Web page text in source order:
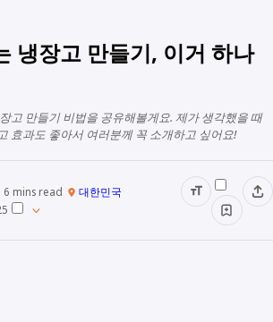
냉장고 만들기, 이거 하나
고 만들기 비법을 공유해볼게요. 제가 생각했을 때
효과도 좋아서 여러분께 꼭 소개하고 싶어요!
6 mins read
대한민국